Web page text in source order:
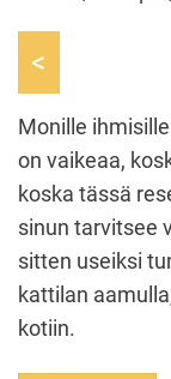
<
Monille
on vaikeaa,
koska tässä
sinun tarvitsee
sitten useiksi
kattilan
kotiin.